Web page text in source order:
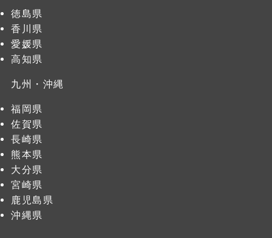
徳島県
香川県
愛媛県
高知県
九州・沖縄
福岡県
佐賀県
長崎県
熊本県
大分県
宮崎県
鹿児島県
沖縄県